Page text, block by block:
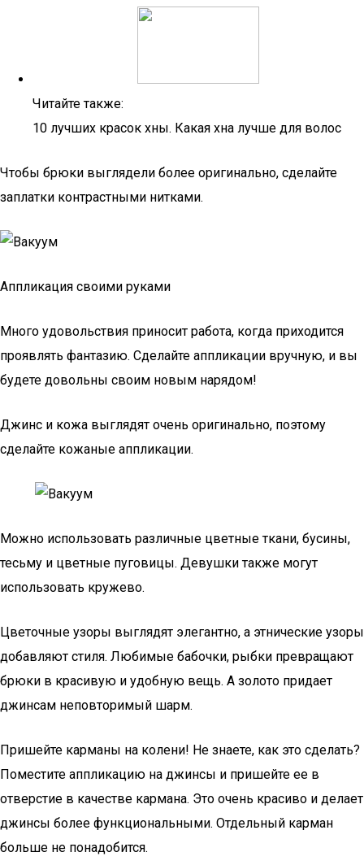
Читайте также:
10 лучших красок хны. Какая хна лучше для волос
Чтобы брюки выглядели более оригинально, сделайте
заплатки контрастными нитками.
Аппликация своими руками
Много удовольствия приносит работа, когда приходится
проявлять фантазию. Сделайте аппликации вручную, и вы
будете довольны своим новым нарядом!
Джинс и кожа выглядят очень оригинально, поэтому
сделайте кожаные аппликации.
Можно использовать различные цветные ткани, бусины,
тесьму и цветные пуговицы. Девушки также могут
использовать кружево.
Цветочные узоры выглядят элегантно, а этнические узоры
добавляют стиля. Любимые бабочки, рыбки превращают
брюки в красивую и удобную вещь. А золото придает
джинсам неповторимый шарм.
Пришейте карманы на колени! Не знаете, как это сделать?
Поместите аппликацию на джинсы и пришейте ее в
отверстие в качестве кармана. Это очень красиво и делает
джинсы более функциональными. Отдельный карман
больше не понадобится.